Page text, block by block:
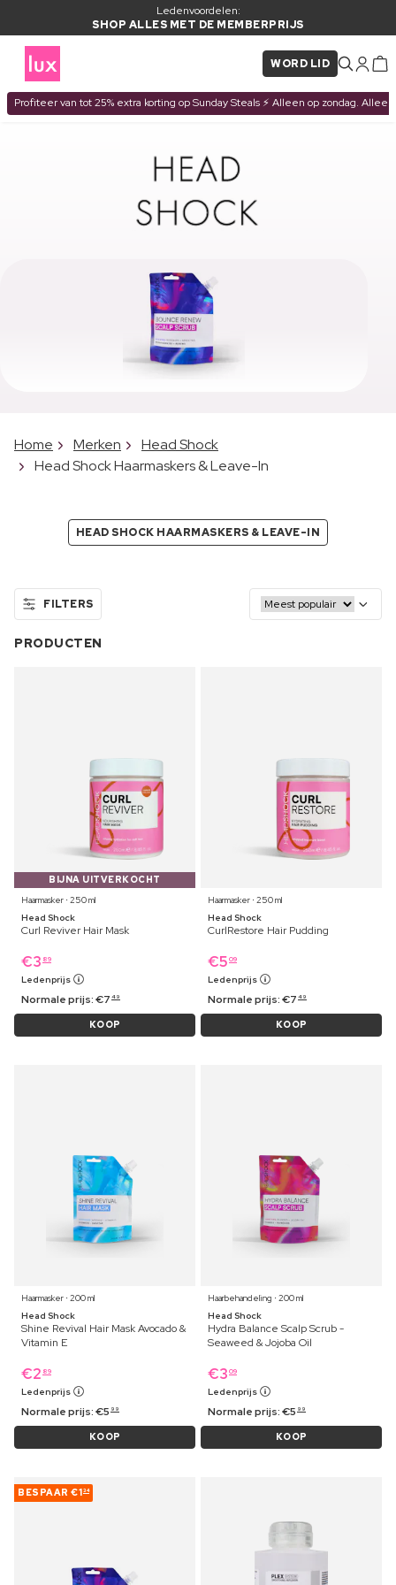
Ledenvoordelen:
SHOP ALLES MET DE MEMBERPRIJS
WORD LID
Profiteer van tot 25% extra korting op Sunday Steals ⚡ Alleen op zondag.
Home Merken
Head Shock
Head Shock Haarmaskers & Leave-In
HEAD SHOCK HAARMASKERS & LEAVE-IN
FILTERS
PRODUCTEN
BIJNA UITVERKOCHT
Haarmasker ⋅ 250 ml
Head Shock
Curl Reviver Hair Mask
€3 89
Ledenprijs
Normale prijs:€7 49
KOOP
Haarmasker ⋅ 250 ml
Head Shock
CurlRestore Hair Pudding
€5 09
Ledenprijs
Normale prijs:€7 49
KOOP
Haarmasker ⋅ 200 ml
Head Shock
Shine Revival Hair Mask Avocado &
Vitamin E
€2 89
Ledenprijs
Normale prijs:€5 99
KOOP
Haarbehandeling ⋅ 200 ml
Head Shock
Hydra Balance Scalp Scrub -
Seaweed & Jojoba Oil
€3 09
Ledenprijs
Normale prijs:€5 99
KOOP
BESPAAR €1 34